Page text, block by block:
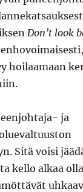
Don’t look
hoilaamaan
ja
Sitä voisi
kello alkaa